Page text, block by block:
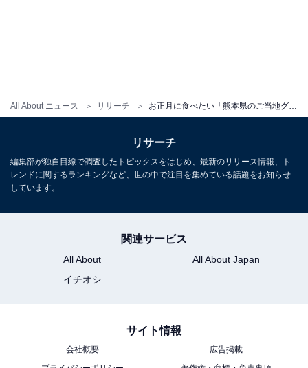
All About ニュース リサーチ
リサーチ
編集部が独自目線で調査したトピックスをはじめ、最新のリリース情報、ト
レンドに関するランキングなど、世の中で注目を集めている話題をお知らせ
しています。
関連サービス
All About
All About Japan
イチオシ
サイト情報
会社概要
広告掲載